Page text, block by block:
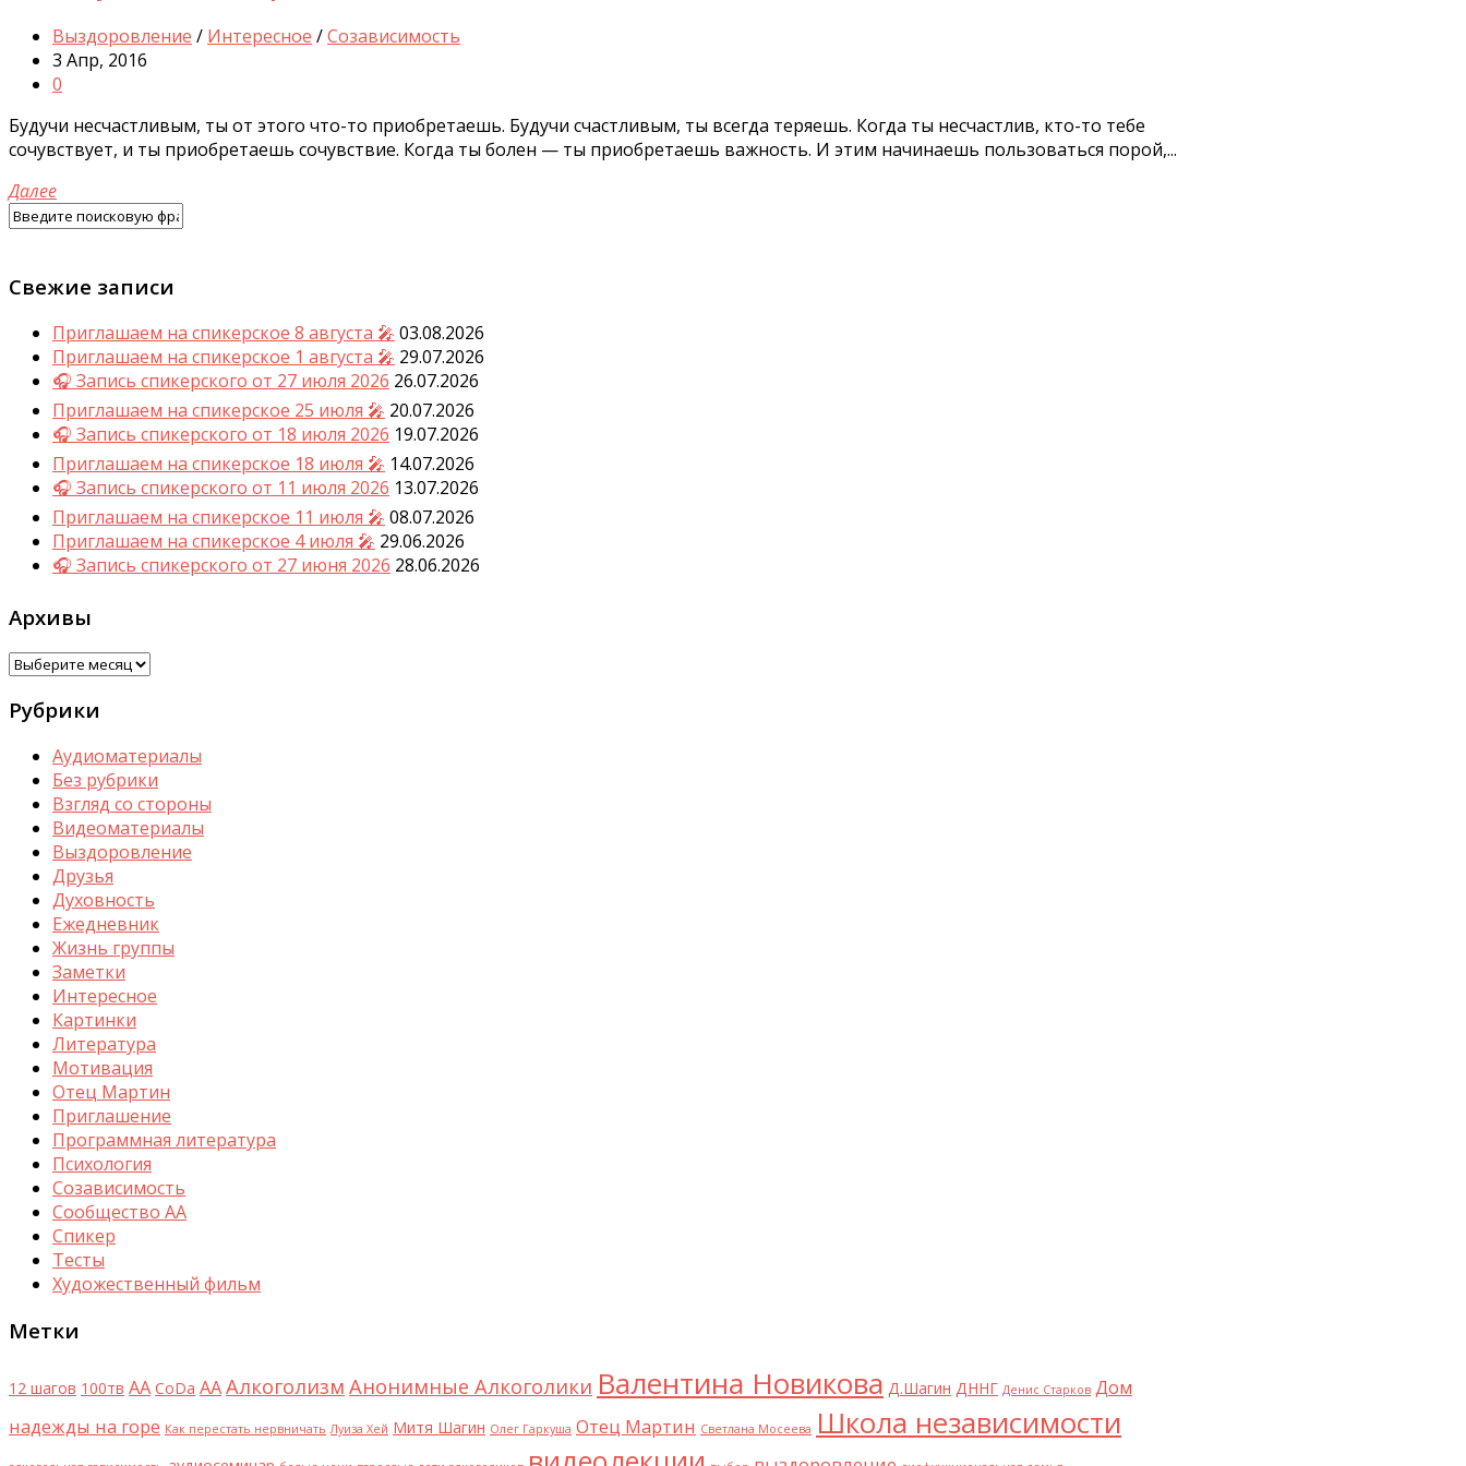
Выздоровление / Интересное /Созависимость
3 Апр, 2016
0
Будучи несчастливым, ты от этого что-то приобретаешь. Будучи счастливым, ты всегда теряешь. Когда ты несчастлив, кто-то тебе
сочувствует, и ты приобретаешь сочувствие. Когда ты болен — ты приобретаешь важность. И этим начинаешь пользоваться порой,...
Далее
Свежие записи
Приглашаем на спикерское 8 августа 🎤 03.08.2026
Приглашаем на спикерское 1 августа 🎤 29.07.2026
🎧 Запись спикерского от 27 июля 2026 26.07.2026
Приглашаем на спикерское 25 июля 🎤 20.07.2026
🎧 Запись спикерского от 18 июля 2026 19.07.2026
Приглашаем на спикерское 18 июля 🎤 14.07.2026
🎧 Запись спикерского от 11 июля 2026 13.07.2026
Приглашаем на спикерское 11 июля 🎤 08.07.2026
Приглашаем на спикерское 4 июля 🎤 29.06.2026
🎧 Запись спикерского от 27 июня 2026 28.06.2026
Архивы
Архивы
Рубрики
Аудиоматериалы
Без рубрики
Взгляд со стороны
Видеоматериалы
Выздоровление
Друзья
Духовность
Ежедневник
Жизнь группы
Заметки
Интересное
Картинки
Литература
Мотивация
Отец Мартин
Приглашение
Программная литература
Психология
Созависимость
Сообщество АА
Спикер
Тесты
Художественный фильм
Метки
12 шагов 100тв AA CoDa АААлкоголизм Анонимные Алкоголики Валентина Новикова Д.Шагин ДННГ Денис Старков Дом
надежды на горе Как перестать нервничать Луиза Хей Митя Шагин Олег Гаркуша Отец Мартин Светлана Мосеева Школа независимости